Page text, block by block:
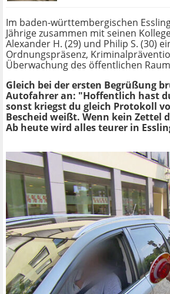
Im baden-württembergischen
Jährige zusammen mit seinen
Alexander H. (29) und Philip S. (30)
Ordnungspräsenz,
Überwachung des öffentlichen
Gleich bei der ersten Begrüßung
Autofahrer an: "Hoffentlich hast
sonst kriegst du gleich Protokoll
Bescheid weißt. Wenn kein Zettel
Ab heute wird alles teurer in